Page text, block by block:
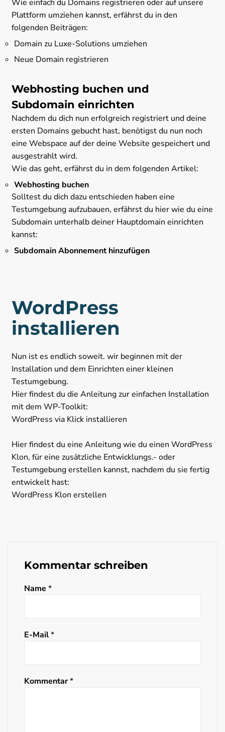
Wie einfach du Domains registrieren oder auf unsere
Plattform umziehen kannst, erfährst du in den
folgenden Beiträgen:
Domain zu Luxe-Solutions umziehen
Neue Domain registrieren
Webhosting buchen und
Subdomain einrichten
Nachdem du dich nun erfolgreich registriert und deine
ersten Domains gebucht hast, benötigst du nun noch
eine Webspace auf der deine Website gespeichert und
ausgestrahlt wird.
Wie das geht, erfährst du in dem folgenden Artikel:
Webhosting buchen
Solltest du dich dazu entschieden haben eine
Testumgebung aufzubauen, erfährst du hier wie du eine
Subdomain unterhalb deiner Hauptdomain einrichten
kannst:
Subdomain Abonnement hinzufügen
WordPress
installieren
Nun ist es endlich soweit. wir beginnen mit der
Installation und dem Einrichten einer kleinen
Testumgebung.
Hier findest du die Anleitung zur einfachen Installation
mit dem WP-Toolkit:
WordPress via Klick installieren
Hier findest du eine Anleitung wie du einen WordPress
Klon, für eine zusätzliche Entwicklungs.- oder
Testumgebung erstellen kannst, nachdem du sie fertig
entwickelt hast:
WordPress Klon erstellen
Kommentar schreiben
Name *
E-Mail*
Kommentar*